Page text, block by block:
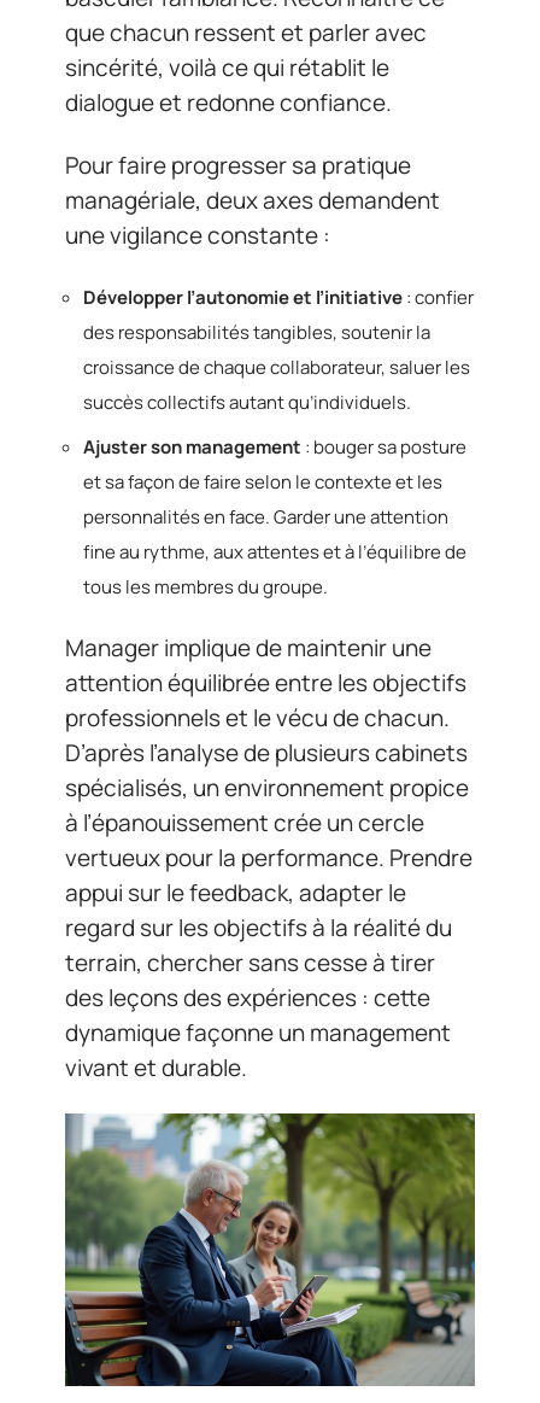
que chacun ressent et parler avec
sincérité, voilà ce qui rétablit le
dialogue et redonne confiance.
Pour faire progresser sa pratique
managériale, deux axes demandent
une vigilance constante :
Développer l’autonomie et l’initiative: confier
des responsabilités tangibles, soutenir la
croissance de chaque collaborateur, saluer les
succès collectifs autant qu’individuels.
Ajuster son management : bouger sa posture
et sa façon de faire selon le contexte et les
personnalités en face. Garder une attention
fine au rythme, aux attentes et à l’équilibre de
tous les membres du groupe.
Manager implique de maintenir une
attention équilibrée entre les objectifs
professionnels et le vécu de chacun.
D’après l’analyse de plusieurs cabinets
spécialisés, un environnement propice
à l’épanouissement crée un cercle
vertueux pour la performance. Prendre
appui sur le feedback, adapter le
regard sur les objectifs à la réalité du
terrain, chercher sans cesse à tirer
des leçons des expériences : cette
dynamique façonne un management
vivant et durable.